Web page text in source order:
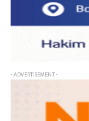
- ADVERTISEMENT -